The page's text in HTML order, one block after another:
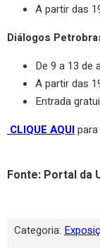
A partir das
Diálogos
De 9 a 13 de
A partir das
Entrada
CLIQUE AQUI
Fonte: Portal da
Categoria: